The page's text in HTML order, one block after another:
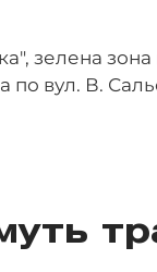
зелена
по вул. В.